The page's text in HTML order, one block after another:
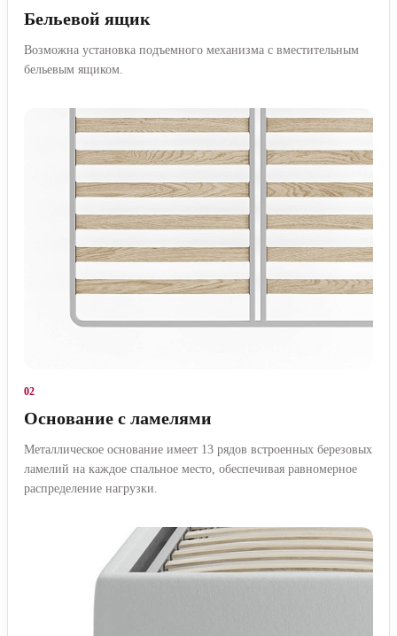
Бельевой ящик
Возможна установка подъемного механизма с вместительным
бельевым ящиком.
02
Основание с ламелями
Металлическое основание имеет 13 рядов встроенных березовых
ламелий на каждое спальное место, обеспечивая равномерное
распределение нагрузки.